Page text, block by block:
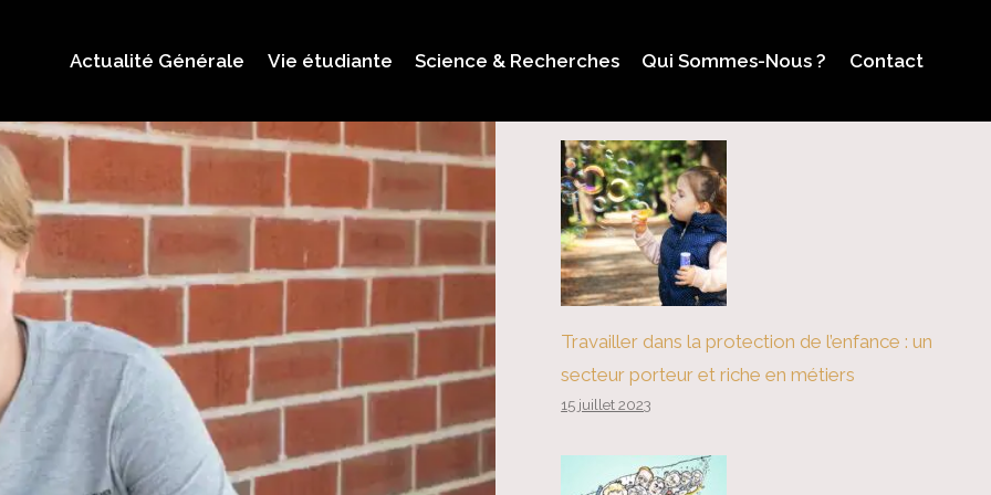
Actualité Générale Vie étudiante Science & Recherches Qui Sommes-Nous ? Contact
Travailler dans la protection de l’enfance : un
secteur porteur et riche en métiers
15 juillet 2023